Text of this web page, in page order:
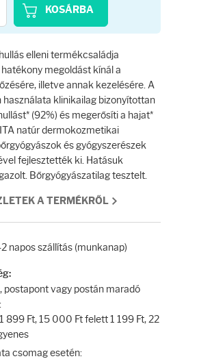
KOSÁRBA
elleni termékcsaládja
megoldást kínál a
illetve annak kezelésére. A
használata klinikailag bizonyítottan
(92%) és megerősíti a hajat*
natúr dermokozmetikai
és gyógyszerészek
fejlesztették ki. Hatásuk
Bőrgyógyászatilag tesztelt.
A TERMÉKRŐL
napos szállítás (munkanap)
postapont vagy postán maradó
899 Ft, 15 000 Ft felett 1 199 Ft, 22
csomag esetén: